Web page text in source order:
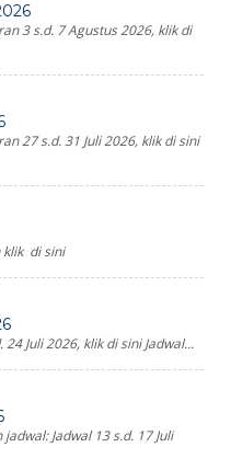
3 s.d. 7 Agustus 2026, klik di
27 s.d. 31 Juli 2026, klik di sini
klik di sini
Juli 2026, klik di sini Jadwal...
Jadwal 13 s.d. 17 Juli